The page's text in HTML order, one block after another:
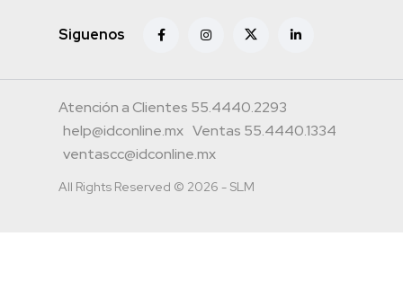
Siguenos
Atención a Clientes 55.4440.2293
help@idconline.mx Ventas 55.4440.1334
ventascc@idconline.mx
All Rights Reserved © 2026 - SLM